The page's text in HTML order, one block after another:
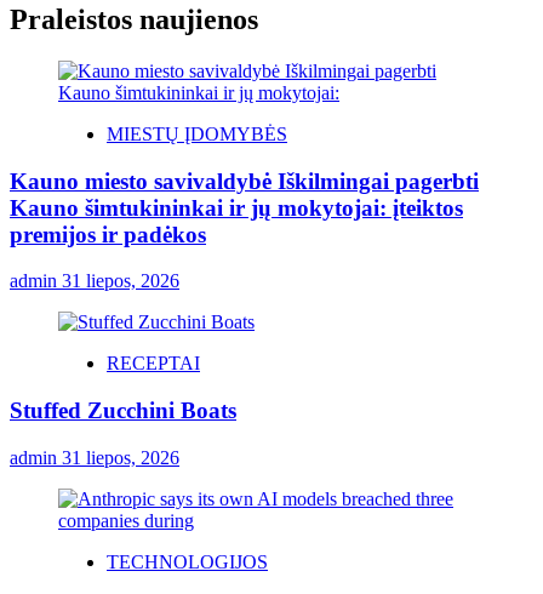
Praleistos naujienos
MIESTŲ ĮDOMYBĖS
Kauno miesto savivaldybė Iškilmingai pagerbti
Kauno šimtukininkai ir jų mokytojai: įteiktos
premijos ir padėkos
admin 31 liepos, 2026
RECEPTAI
Stuffed Zucchini Boats
admin 31 liepos, 2026
TECHNOLOGIJOS